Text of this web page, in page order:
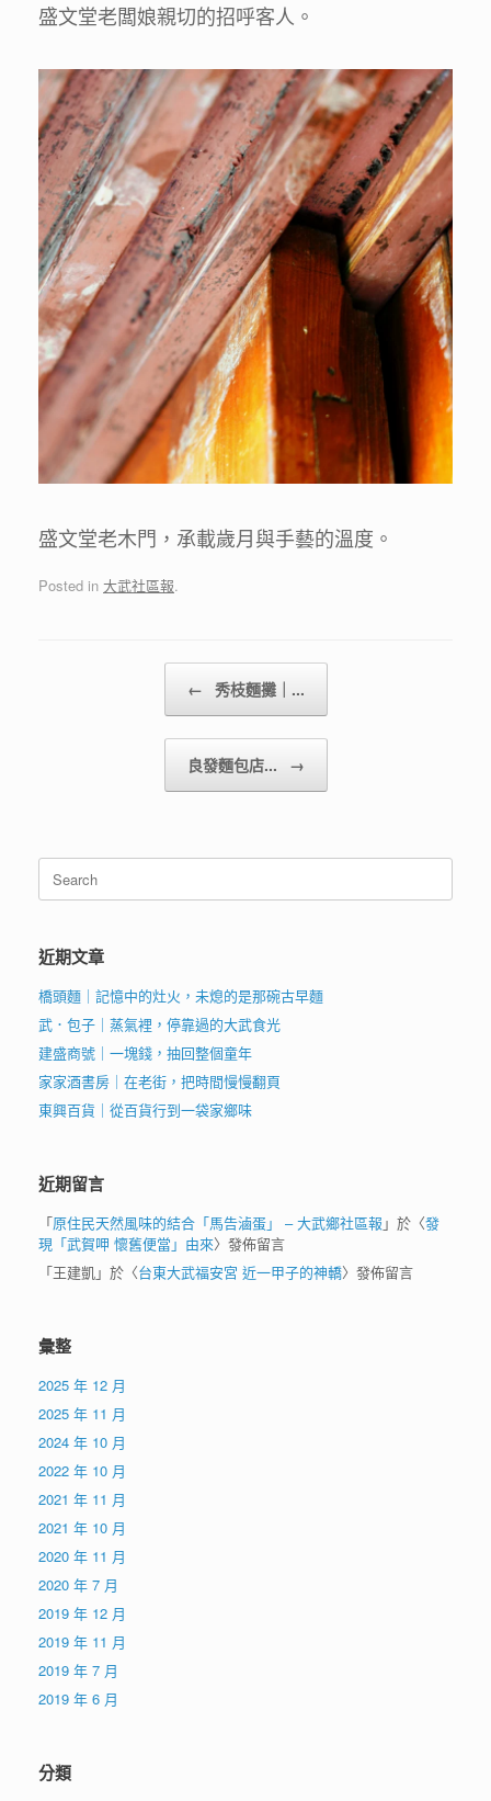
盛文堂老闆娘親切的招呼客人。
盛文堂老木門，承載歲月與手藝的溫度。
Posted in 大武社區報.
← 秀枝麵攤｜...
良發麵包店... →
Search
for:
近期文章
橋頭麵｜記憶中的灶火，未熄的是那碗古早麵
武．包子｜蒸氣裡，停靠過的大武食光
建盛商號｜一塊錢，抽回整個童年
家家酒書房｜在老街，把時間慢慢翻頁
東興百貨｜從百貨行到一袋家鄉味
近期留言
「原住民天然風味的結合「馬告滷蛋」 – 大武鄉社區報 」於〈發
現「武賀呷 懷舊便當」由來〉發佈留言
「王建凱 」於〈台東大武福安宮 近一甲子的神轎〉發佈留言
彙整
2025 年 12 月
2025 年 11 月
2024 年 10 月
2022 年 10 月
2021 年 11 月
2021 年 10 月
2020 年 11 月
2020 年 7 月
2019 年 12 月
2019 年 11 月
2019 年 7 月
2019 年 6 月
分類